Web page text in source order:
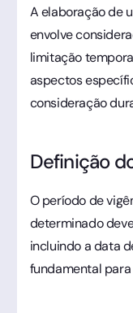
A elaboração de
envolve
limitação
aspectos
consideração
Definição
O período de
determinado
incluindo a data
fundamental